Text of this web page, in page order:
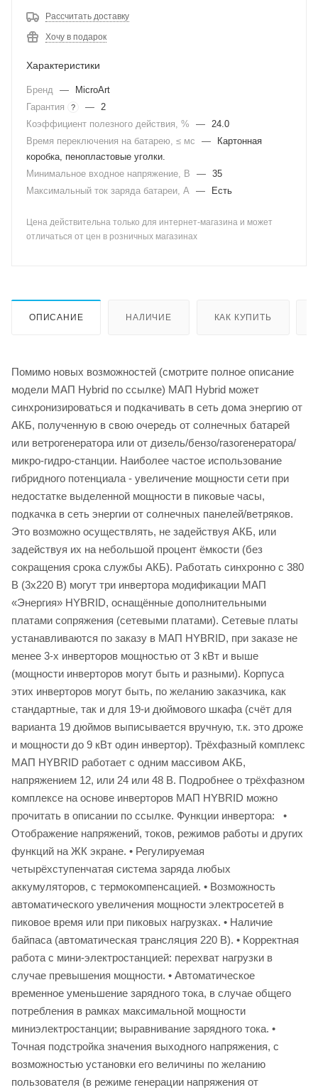
Рассчитать доставку
Хочу в подарок
Характеристики
Бренд —
MicroArt
Гарантия
? — 2
Коэффициент полезного действия, %
— 24.0
Время переключения на батарею, ≤ мс
—
Картонная
коробка, пенопластовые уголки.
Минимальное входное напряжение, В
— 35
Максимальный ток заряда батареи, А — Есть
Цена действительна только для интернет-магазина и может
отличаться от цен в розничных магазинах
ОПИСАНИЕ НАЛИЧИЕ КАК КУПИТЬ
Помимо новых возможностей (смотрите полное описание
модели МАП Hybrid по ссылке) МАП Hybrid может
синхронизироваться и подкачивать в сеть дома энергию от
АКБ, полученную в свою очередь от солнечных батарей
или ветрогенератора или от дизель/бензо/газогенератора/
микро-гидро-станции. Наиболее частое использование
гибридного потенциала - увеличение мощности сети при
недостатке выделенной мощности в пиковые часы,
подкачка в сеть энергии от солнечных панелей/ветряков.
Это возможно осуществлять, не задействуя АКБ, или
задействуя их на небольшой процент ёмкости (без
сокращения срока службы АКБ). Работать синхронно с 380
В (3х220 В) могут три инвертора модификации МАП
«Энергия» HYBRID, оснащённые дополнительными
платами сопряжения (сетевыми платами). Сетевые платы
устанавливаются по заказу в МАП HYBRID, при заказе не
менее 3-х инверторов мощностью от 3 кВт и выше
(мощности инверторов могут быть и разными). Корпуса
этих инверторов могут быть, по желанию заказчика, как
стандартные, так и для 19-и дюймового шкафа (счёт для
варианта 19 дюймов выписывается вручную, т.к. это дроже
и мощности до 9 кВт один инвертор). Трёхфазный комплекс
МАП HYBRID работает с одним массивом АКБ,
напряжением 12, или 24 или 48 В. Подробнее о трёхфазном
комплексе на основе инверторов МАП HYBRID можно
прочитать в описании по ссылке. Функции инвертора: •
Отображение напряжений, токов, режимов работы и других
функций на ЖК экране. • Регулируемая
четырёхступенчатая система заряда любых
аккумуляторов, с термокомпенсацией. • Возможность
автоматического увеличения мощности электросетей в
пиковое время или при пиковых нагрузках. • Наличие
байпаса (автоматическая трансляция 220 В). • Корректная
работа с мини-электростанцией: перехват нагрузки в
случае превышения мощности. • Автоматическое
временное уменьшение зарядного тока, в случае общего
потребления в рамках максимальной мощности
миниэлектростанции; выравнивание зарядного тока. •
Точная подстройка значения выходного напряжения, с
возможностью установки его величины по желанию
пользователя (в режиме генерации напряжения от